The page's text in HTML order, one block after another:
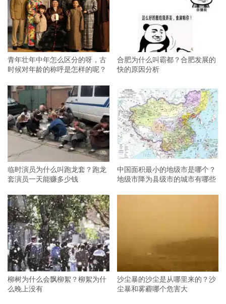
青年壮年中年怎么区分的呀，古
时候对年龄的称呼是怎样的呢？
合肥为什么叫霸都？合肥发展的
快的原因分析
临时演员为什么叫跑龙套？跑龙
套演员一天能赚多少钱
中国面积最小的地级市是哪个？
地级市降为县级市的城市有哪些
柳树为什么会飘柳絮？柳絮为什
么晚上没有
沙尘暴的沙尘是从哪里来的？沙
尘暴和雾霾哪个危害大